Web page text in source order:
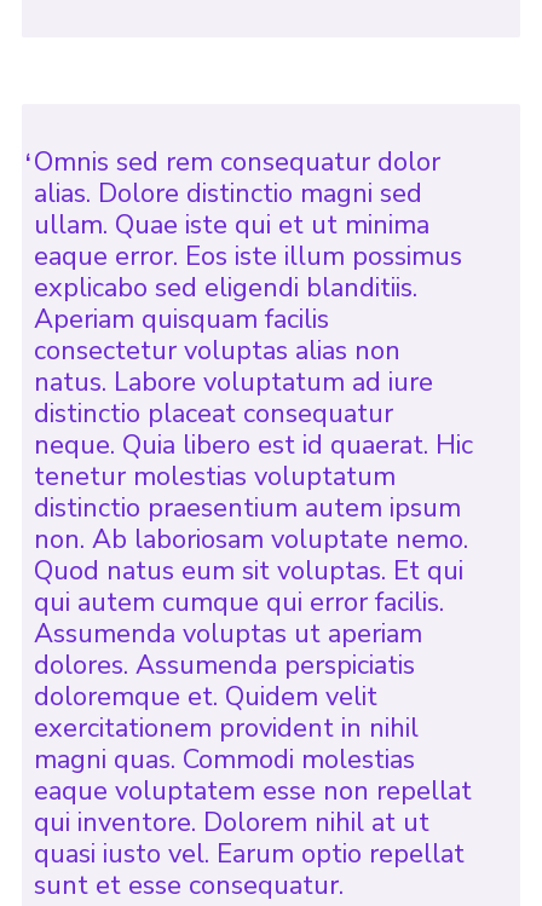
Omnis sed rem consequatur dolor
alias. Dolore distinctio magni sed
ullam. Quae iste qui et ut minima
eaque error. Eos iste illum possimus
explicabo sed eligendi blanditiis.
Aperiam quisquam facilis
consectetur voluptas alias non
natus. Labore voluptatum ad iure
distinctio placeat consequatur
neque. Quia libero est id quaerat. Hic
tenetur molestias voluptatum
distinctio praesentium autem ipsum
non. Ab laboriosam voluptate nemo.
Quod natus eum sit voluptas. Et qui
qui autem cumque qui error facilis.
Assumenda voluptas ut aperiam
dolores. Assumenda perspiciatis
doloremque et. Quidem velit
exercitationem provident in nihil
magni quas. Commodi molestias
eaque voluptatem esse non repellat
qui inventore. Dolorem nihil at ut
quasi iusto vel. Earum optio repellat
sunt et esse consequatur.